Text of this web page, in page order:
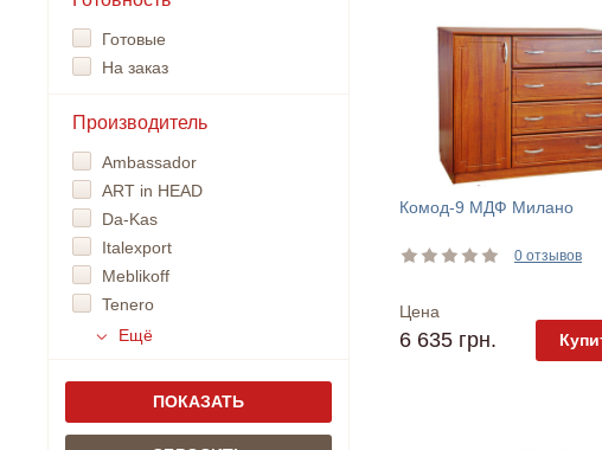
Готовые
На заказ
Производитель
Ambassador
ART in HEAD
Da-Kas
Italexport
Meblikoff
Tenero
Ещё
Комод-9 МДФ Милано
0 отзывов
Цена
6 635 грн.